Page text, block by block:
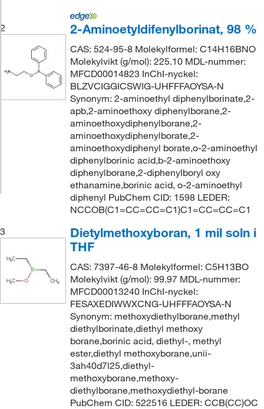
2 2-Aminoetyldifenylborinat, 98 %
CAS: 524-95-8 Molekylformel: C14H16BNO
Molekylvikt (g/mol): 225.10 MDL-nummer:
MFCD00014823 InChI-nyckel:
BLZVCIGGICSWIG-UHFFFAOYSA-N
Synonym: 2-aminoethyl diphenylborinate,2-
apb,2-aminoethoxy diphenylborane,2-
aminoethoxydiphenylborane,2-
aminoethoxydiphenylborate,2-
aminoethoxydiphenyl borate,o-2-aminoethyl
diphenylborinic acid,b-2-aminoethoxy
diphenylborane,2-diphenylboryl oxy
ethanamine,borinic acid, o-2-aminoethyl
diphenyl PubChem CID: 1598 LEDER:
NCCOB(C1=CC=CC=C1)C1=CC=CC=C1
3
Dietylmethoxyboran, 1 mil soln i
THF
CAS: 7397-46-8 Molekylformel: C5H13BO
Molekylvikt (g/mol): 99.97 MDL-nummer:
MFCD00013240 InChI-nyckel:
FESAXEDIWWXCNG-UHFFFAOYSA-N
Synonym: methoxydiethylborane,methyl
diethylborinate,diethyl methoxy
borane,borinic acid, diethyl-, methyl
ester,diethyl methoxyborane,unii-
3ah40d7l25,diethyl-
methoxyborane,methoxy-
diethylborane,methoxydiethyl-borane
PubChem CID: 522516 LEDER: CCB(CC)OC